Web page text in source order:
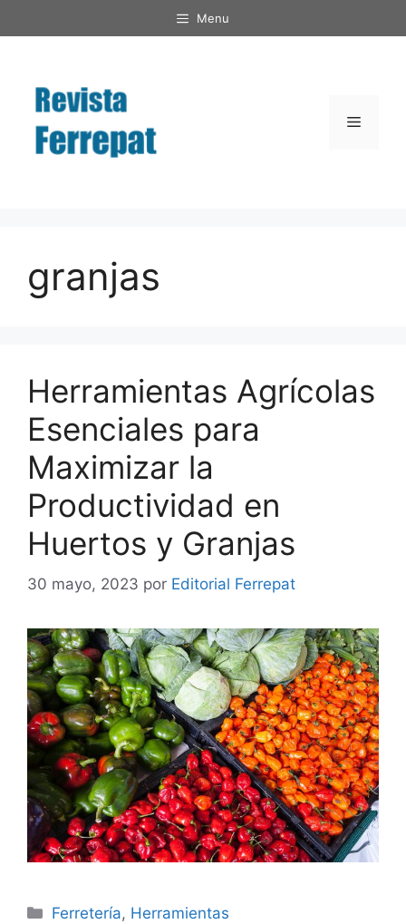
al
Menu
Menú
granjas
Herramientas Agrícolas
Esenciales para
Maximizar la
Productividad en
Huertos y Granjas
30 mayo, 2023 por Editorial Ferrepat
Categorías
Ferretería, Herramientas